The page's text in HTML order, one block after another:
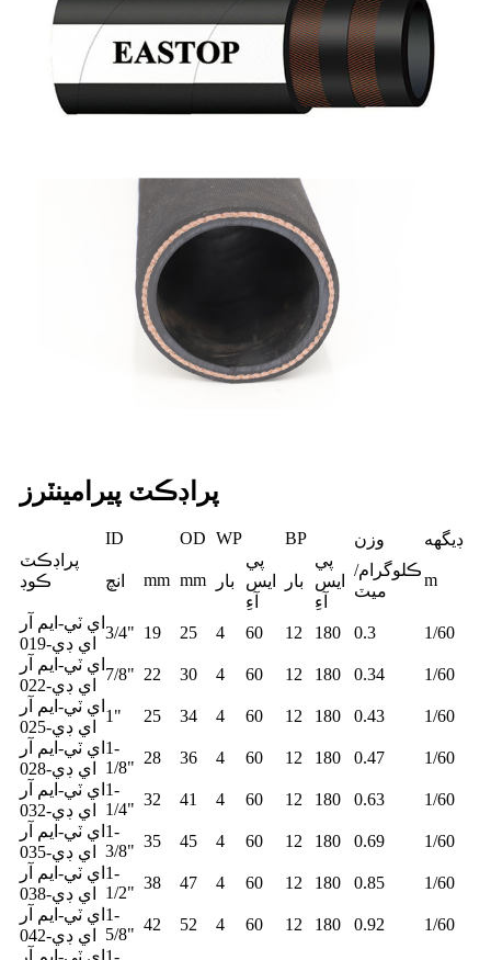
پراڊڪٽ پيرامينٽرز
پراڊڪٽ
ڪوڊ
ID OD WP BP وزن ڊيگهه
انچ mm mm بار
پي
ايس
آءِ
بار
پي
ايس
آءِ
ڪلوگرام/
ميٽ
m
اي ٽي-ايم آر
اي ڊي-019
3/4" 19 25 4 60 12 180 0.3
1/60
اي ٽي-ايم آر
اي ڊي-022
7/8" 22 30 4 60 12 180 0.34
1/60
اي ٽي-ايم آر
اي ڊي-025
1" 25 34 4 60 12 180 0.43
1/60
اي ٽي-ايم آر
اي ڊي-028
1-
1/8"
28 36 4 60 12 180 0.47
1/60
اي ٽي-ايم آر
اي ڊي-032
1-
1/4"
32 41 4 60 12 180 0.63
1/60
اي ٽي-ايم آر
اي ڊي-035
1-
3/8"
35 45 4 60 12 180 0.69
1/60
اي ٽي-ايم آر
اي ڊي-038
1-
1/2"
38 47 4 60 12 180 0.85
1/60
اي ٽي-ايم آر
اي ڊي-042
1-
5/8"
42 52 4 60 12 180 0.92
1/60